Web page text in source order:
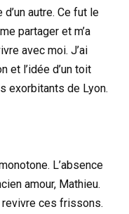
d’un autre. Ce fut le
partager et m’a
avec moi. J’ai
et l’idée d’un toit
exorbitants de Lyon.
L’absence
amour, Mathieu.
revivre ces frissons.